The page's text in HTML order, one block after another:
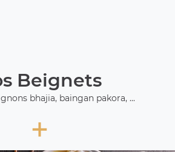
Beignets
bhajia, baingan pakora, ...
+